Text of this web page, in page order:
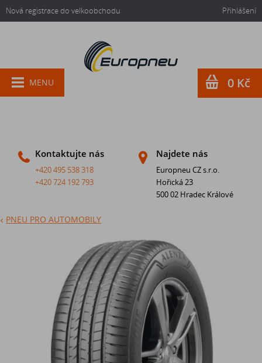
Nová registrace do velkoobchodu Přihlášení
Kontaktujte nás
+420 495 538 318
+420 724 192 793
Najdete nás
Europneu CZ s.r.o.
Hořická 23
500 02 Hradec Králové
MENU 0 Kč
PNEU PRO AUTOMOBILY